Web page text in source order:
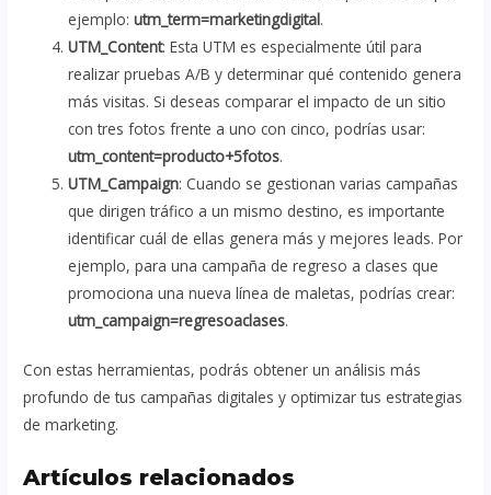
ejemplo:utm_term=marketingdigital.
UTM_Content: Esta UTM es especialmente útil para
realizar pruebas A/B y determinar qué contenido genera
más visitas. Si deseas comparar el impacto de un sitio
con tres fotos frente a uno con cinco, podrías usar:
utm_content=producto+5fotos.
UTM_Campaign: Cuando se gestionan varias campañas
que dirigen tráfico a un mismo destino, es importante
identificar cuál de ellas genera más y mejores leads. Por
ejemplo, para una campaña de regreso a clases que
promociona una nueva línea de maletas, podrías crear:
utm_campaign=regresoaclases.
Con estas herramientas, podrás obtener un análisis más
profundo de tus campañas digitales y optimizar tus estrategias
de marketing.
Artículos relacionados